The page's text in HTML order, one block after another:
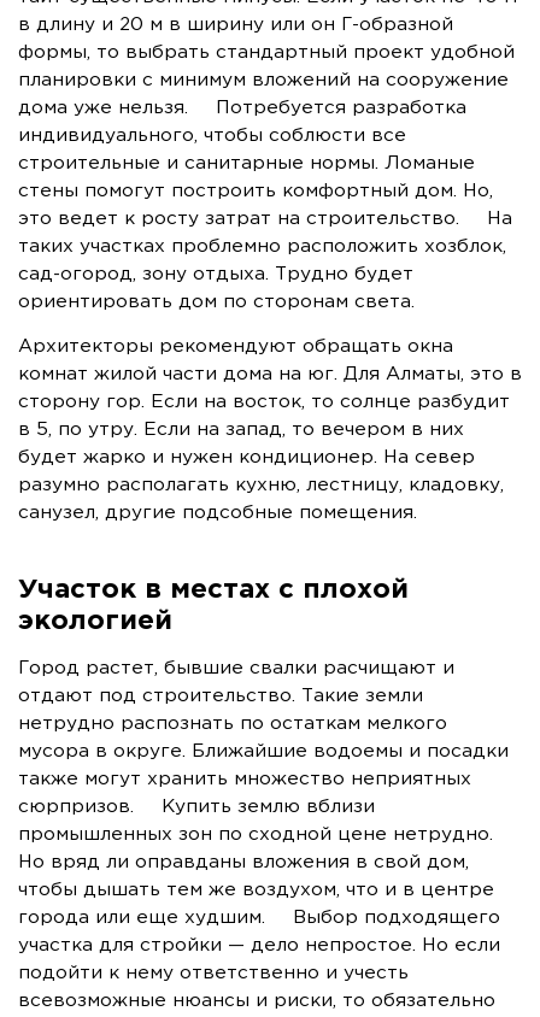
в длину и 20 м в ширину или он Г-образной
формы, то выбрать стандартный проект удобной
планировки с минимум вложений на сооружение
дома уже нельзя. Потребуется разработка
индивидуального, чтобы соблюсти все
строительные и санитарные нормы. Ломаные
стены помогут построить комфортный дом. Но,
это ведет к росту затрат на строительство. На
таких участках проблемно расположить хозблок,
сад-огород, зону отдыха. Трудно будет
ориентировать дом по сторонам света.
Архитекторы рекомендуют обращать окна
комнат жилой части дома на юг. Для Алматы, это в
сторону гор. Если на восток, то солнце разбудит
в 5, по утру. Если на запад, то вечером в них
будет жарко и нужен кондиционер. На север
разумно располагать кухню, лестницу, кладовку,
санузел, другие подсобные помещения.
Участок в местах с плохой
экологией
Город растет, бывшие свалки расчищают и
отдают под строительство. Такие земли
нетрудно распознать по остаткам мелкого
мусора в округе. Ближайшие водоемы и посадки
также могут хранить множество неприятных
сюрпризов. Купить землю вблизи
промышленных зон по сходной цене нетрудно.
Но вряд ли оправданы вложения в свой дом,
чтобы дышать тем же воздухом, что и в центре
города или еще худшим. Выбор подходящего
участка для стройки — дело непростое. Но если
подойти к нему ответственно и учесть
всевозможные нюансы и риски, то обязательно